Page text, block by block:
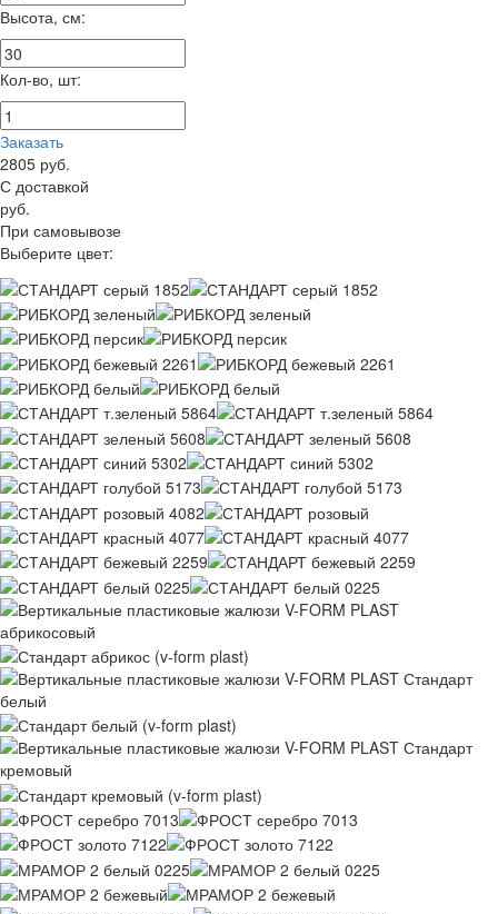
Высота, см:
Кол-во, шт:
Заказать
2805 руб.
С доставкой
руб.
При самовывозе
Выберите цвет: